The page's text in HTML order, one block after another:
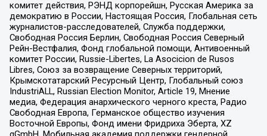
комитет действия, РЭНД корпорейшн, Русская Америка за
демократию в России, Настоящая Россия, Глобальная сеть
журналистов-расследователей, Служба поддержки,
Свободная Россия Берлин, Свободная Россия Северный
Рейн-Вестфалия, Фонд глобальной помощи, Антивоенный
комитет России, Russie-Libertes, La Asocicion de Rusos
Libres, Союз за возвращение Северных территорий,
Крымскотатарский Ресурсный Центр, Глобальный союз
IndustriALL, Russian Election Monitor, Article 19, Мнение
медиа, Федерация анархического черного креста, Радио
Свободная Европа, Германское общество изучения
Восточной Европы, Фонд имени Фридриха Эберта, XZ